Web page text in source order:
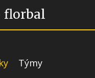
florbal
Týmy